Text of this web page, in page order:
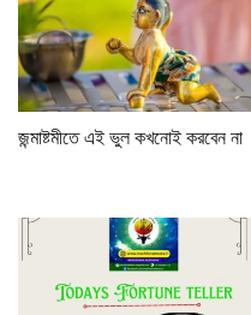
জন্মাষ্টমীতে এই ভুল কখনোই করবেন না